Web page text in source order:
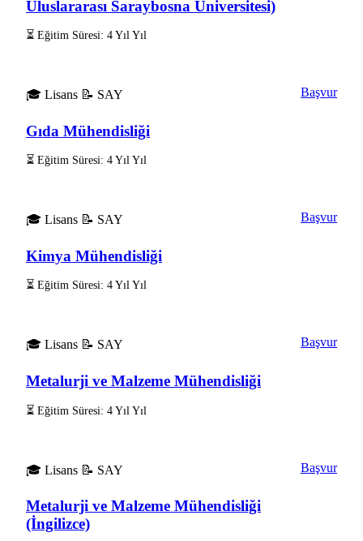
Uluslararası Saraybosna Üniversitesi)
⏳ Eğitim Süresi: 4 Yıl Yıl
🎓 Lisans 📝 SAY
Gıda Mühendisliği
⏳ Eğitim Süresi: 4 Yıl Yıl
Başvur
🎓 Lisans 📝 SAY
Kimya Mühendisliği
⏳ Eğitim Süresi: 4 Yıl Yıl
Başvur
🎓 Lisans 📝 SAY
Metalurji ve Malzeme Mühendisliği
⏳ Eğitim Süresi: 4 Yıl Yıl
Başvur
🎓 Lisans 📝 SAY
Metalurji ve Malzeme Mühendisliği
(İngilizce)
Başvur